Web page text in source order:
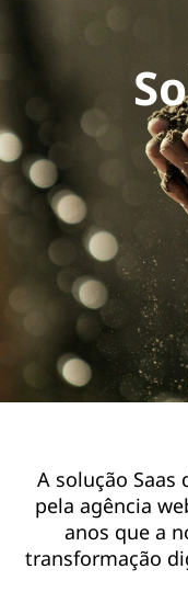
A solução Saas
pela agência
anos que a
transformação